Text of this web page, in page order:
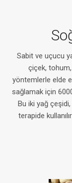
Sabit ve uçucu
çiçek,
yöntemlerle elde
sağlamak için
Bu iki yağ
terapide